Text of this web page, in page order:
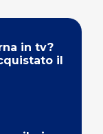
in tv?
il